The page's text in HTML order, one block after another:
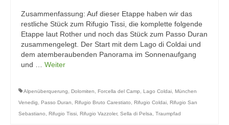
Zusammenfassung: Auf dieser Etappe haben wir das
restliche Stück zum Rifugio Tissi, die komplette folgende
Etappe laut Rother und noch das Stück zum Passo Duran
zusammengelegt. Der Start mit dem Lago di Coldai und
dem atemberaubenden Panorama im Sonnenaufgang
und … Weiter
Alpenüberquerung, Dolomiten, Forcella del Camp, Lago Coldai, München
Venedig, Passo Duran, Rifugio Bruto Carestiato, Rifugio Coldai, Rifugio San
Sebastiano, Rifugio Tissi, Rifugio Vazzoler, Sella di Pelsa, Traumpfad